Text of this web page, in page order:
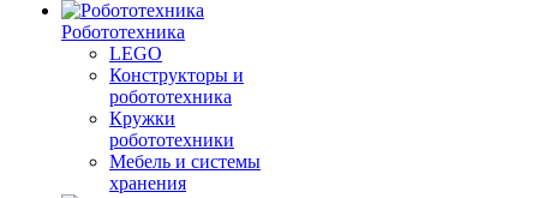
Робототехника
LEGO
Конструкторы и
робототехника
Кружки
робототехники
Мебель и системы
хранения